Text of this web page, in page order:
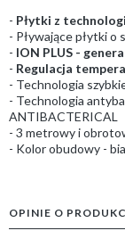
- Płytki z
- Pływające płytki o
- ION PLUS -
- Regulacja
- Technologia
- Technologia
ANTIBACTERICAL
- 3 metrowy i
- Kolor obudowy -
OPINIE O